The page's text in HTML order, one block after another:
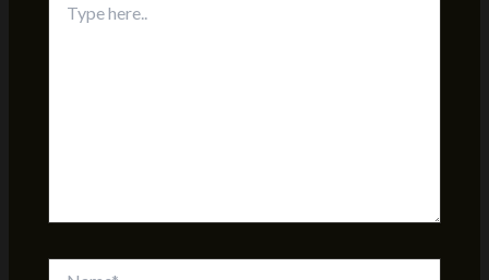
here..